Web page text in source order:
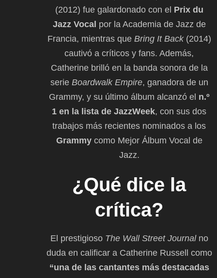
(2012) fue galardonado con el Prix du
Jazz Vocal por la Academia de Jazz de
Francia, mientras que Bring It Back(2014)
cautivó a críticos y fans. Además,
Catherine brilló en la banda sonora de la
serie Boardwalk Empire, ganadora de un
Grammy, y su último álbum alcanzó el n.º
1 en la lista de JazzWeek, con sus dos
trabajos más recientes nominados a los
Grammycomo Mejor Álbum Vocal de
Jazz.
¿Qué dice la
crítica?
El prestigioso The Wall Street Journalno
duda en calificar a Catherine Russell como
“una de las cantantes más destacadas